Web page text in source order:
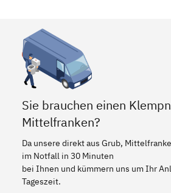
Sie brauchen einen
Mittelfranken?
Da unsere direkt aus Grub,
im Notfall in 30 Minuten
bei Ihnen und kümmern uns um Ihr
Tageszeit.